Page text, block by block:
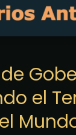
el